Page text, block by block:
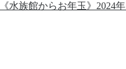
《水族館からお年玉》2024